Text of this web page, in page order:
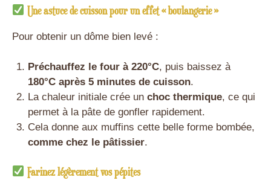
Une astuce de cuisson pour un effet « boulangerie »
Pour obtenir un dôme bien levé :
Préchauffez le four à 220°C, puis baissez à
180°C après 5 minutes de cuisson.
La chaleur initiale crée un choc thermique, ce qui
permet à la pâte de gonfler rapidement.
Cela donne aux muffins cette belle forme bombée,
comme chez le pâtissier.
Farinez légèrement vos pépites